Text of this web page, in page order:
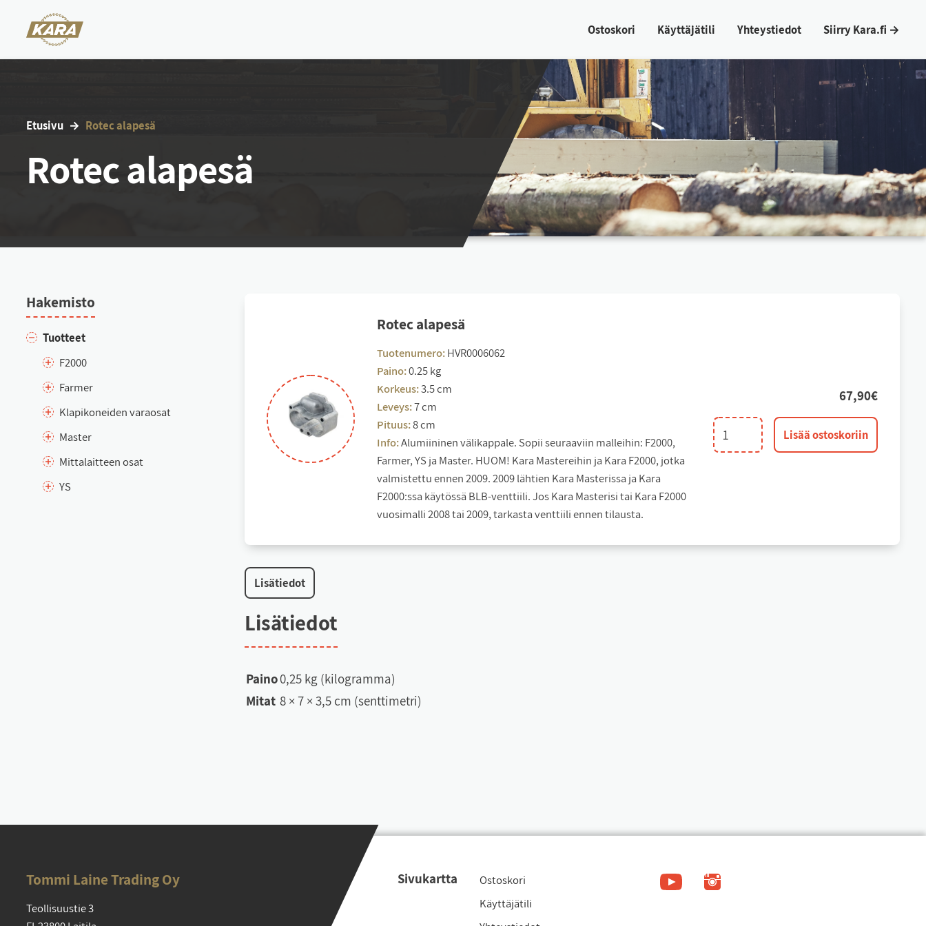
Os­tos­ko­ri Käyt­tä­jä­ti­li Yh­teys­tie­dot Siir­ry Ka­ra.fi →
Etu­si­vu Ro­tec ala­pe­sä
Rotec alapesä
Ha­ke­mis­to
Tuot­teet
F2000
Far­mer
Kla­pi­ko­nei­den va­rao­sat
Mas­ter
Mit­ta­lait­teen osat
YS
Ro­tec ala­pe­sä
Tuotenumero:HVR0006062
Paino:0.25 kg
Korkeus:3.5 cm
Leveys:7 cm
Pituus:8 cm
Info:Alumiininen välikappale. Sopii seuraaviin malleihin: F2000,
Farmer, YS ja Master. HUOM! Kara Mastereihin ja Kara F2000, jotka
valmistettu ennen 2009. 2009 lähtien Kara Masterissa ja Kara
F2000:ssa käytössä BLB-venttiili. Jos Kara Masterisi tai Kara F2000
vuosimalli 2008 tai 2009, tarkasta venttiili ennen tilausta.
67,90€
Rotec
alapesä
Lisää ostoskoriin
Li­sä­tie­dot
Li­sä­tie­dot
Paino0,25 kg (kilogramma)
Mitat 8 × 7 × 3,5 cm (senttimetri)
Tom­mi Lai­ne Tra­ding Oy
Teol­li­suus­tie 3
Si­vu­kart­ta
Os­tos­ko­ri
Käyt­tä­jä­ti­li